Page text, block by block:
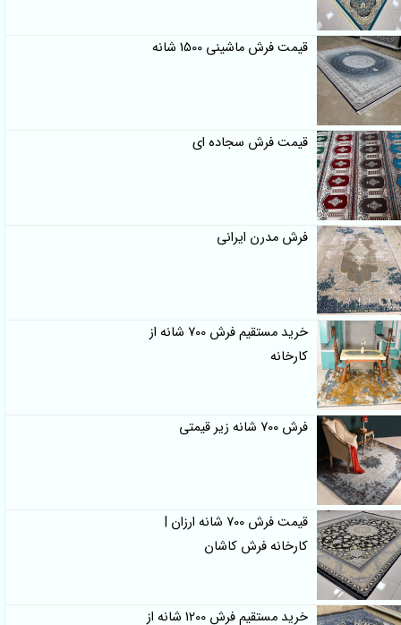
قیمت فرش ماشینی 1500 شانه
قیمت فرش سجاده ای
فرش مدرن ایرانی
خرید مستقیم فرش 700 شانه از
کارخانه
فرش 700 شانه زیر قیمتی
قیمت فرش 700 شانه ارزان |
کارخانه فرش کاشان
خرید مستقیم فرش 1200 شانه از